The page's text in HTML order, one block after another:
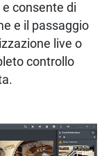
consente di
e il passaggio
live o
controllo